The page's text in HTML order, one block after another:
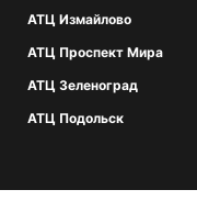
АТЦ Измайлово
АТЦ Проспект Мира
АТЦ Зеленоград
АТЦ Подольск